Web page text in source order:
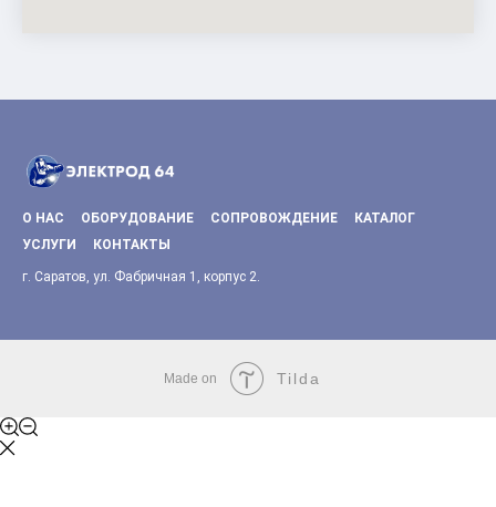
О НАС ОБОРУДОВАНИЕ СОПРОВОЖДЕНИЕ
КАТАЛОГ
УСЛУГИ
КОНТАКТЫ
г. Саратов, ул. Фабричная 1, корпус 2.
Made on Tilda